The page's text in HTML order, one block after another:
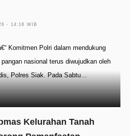
- 14:18 WIB
Komitmen Polri dalam mendukung
nasional terus diwujudkan oleh
Polres Siak. Pada Sabtu…
Kelurahan Tanah